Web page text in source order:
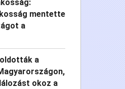
mentette
a
a
okoz a